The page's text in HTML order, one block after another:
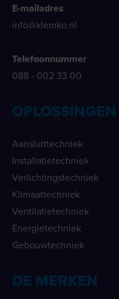
E-mailadres
info@klemko.nl
Telefoonnummer
088 - 002 33 00
OPLOSSINGEN
Aansluittechniek
Installatietechniek
Verlichtingstechniek
Klimaattechniek
Ventilatietechniek
Energietechniek
Gebouwtechniek
DE MERKEN